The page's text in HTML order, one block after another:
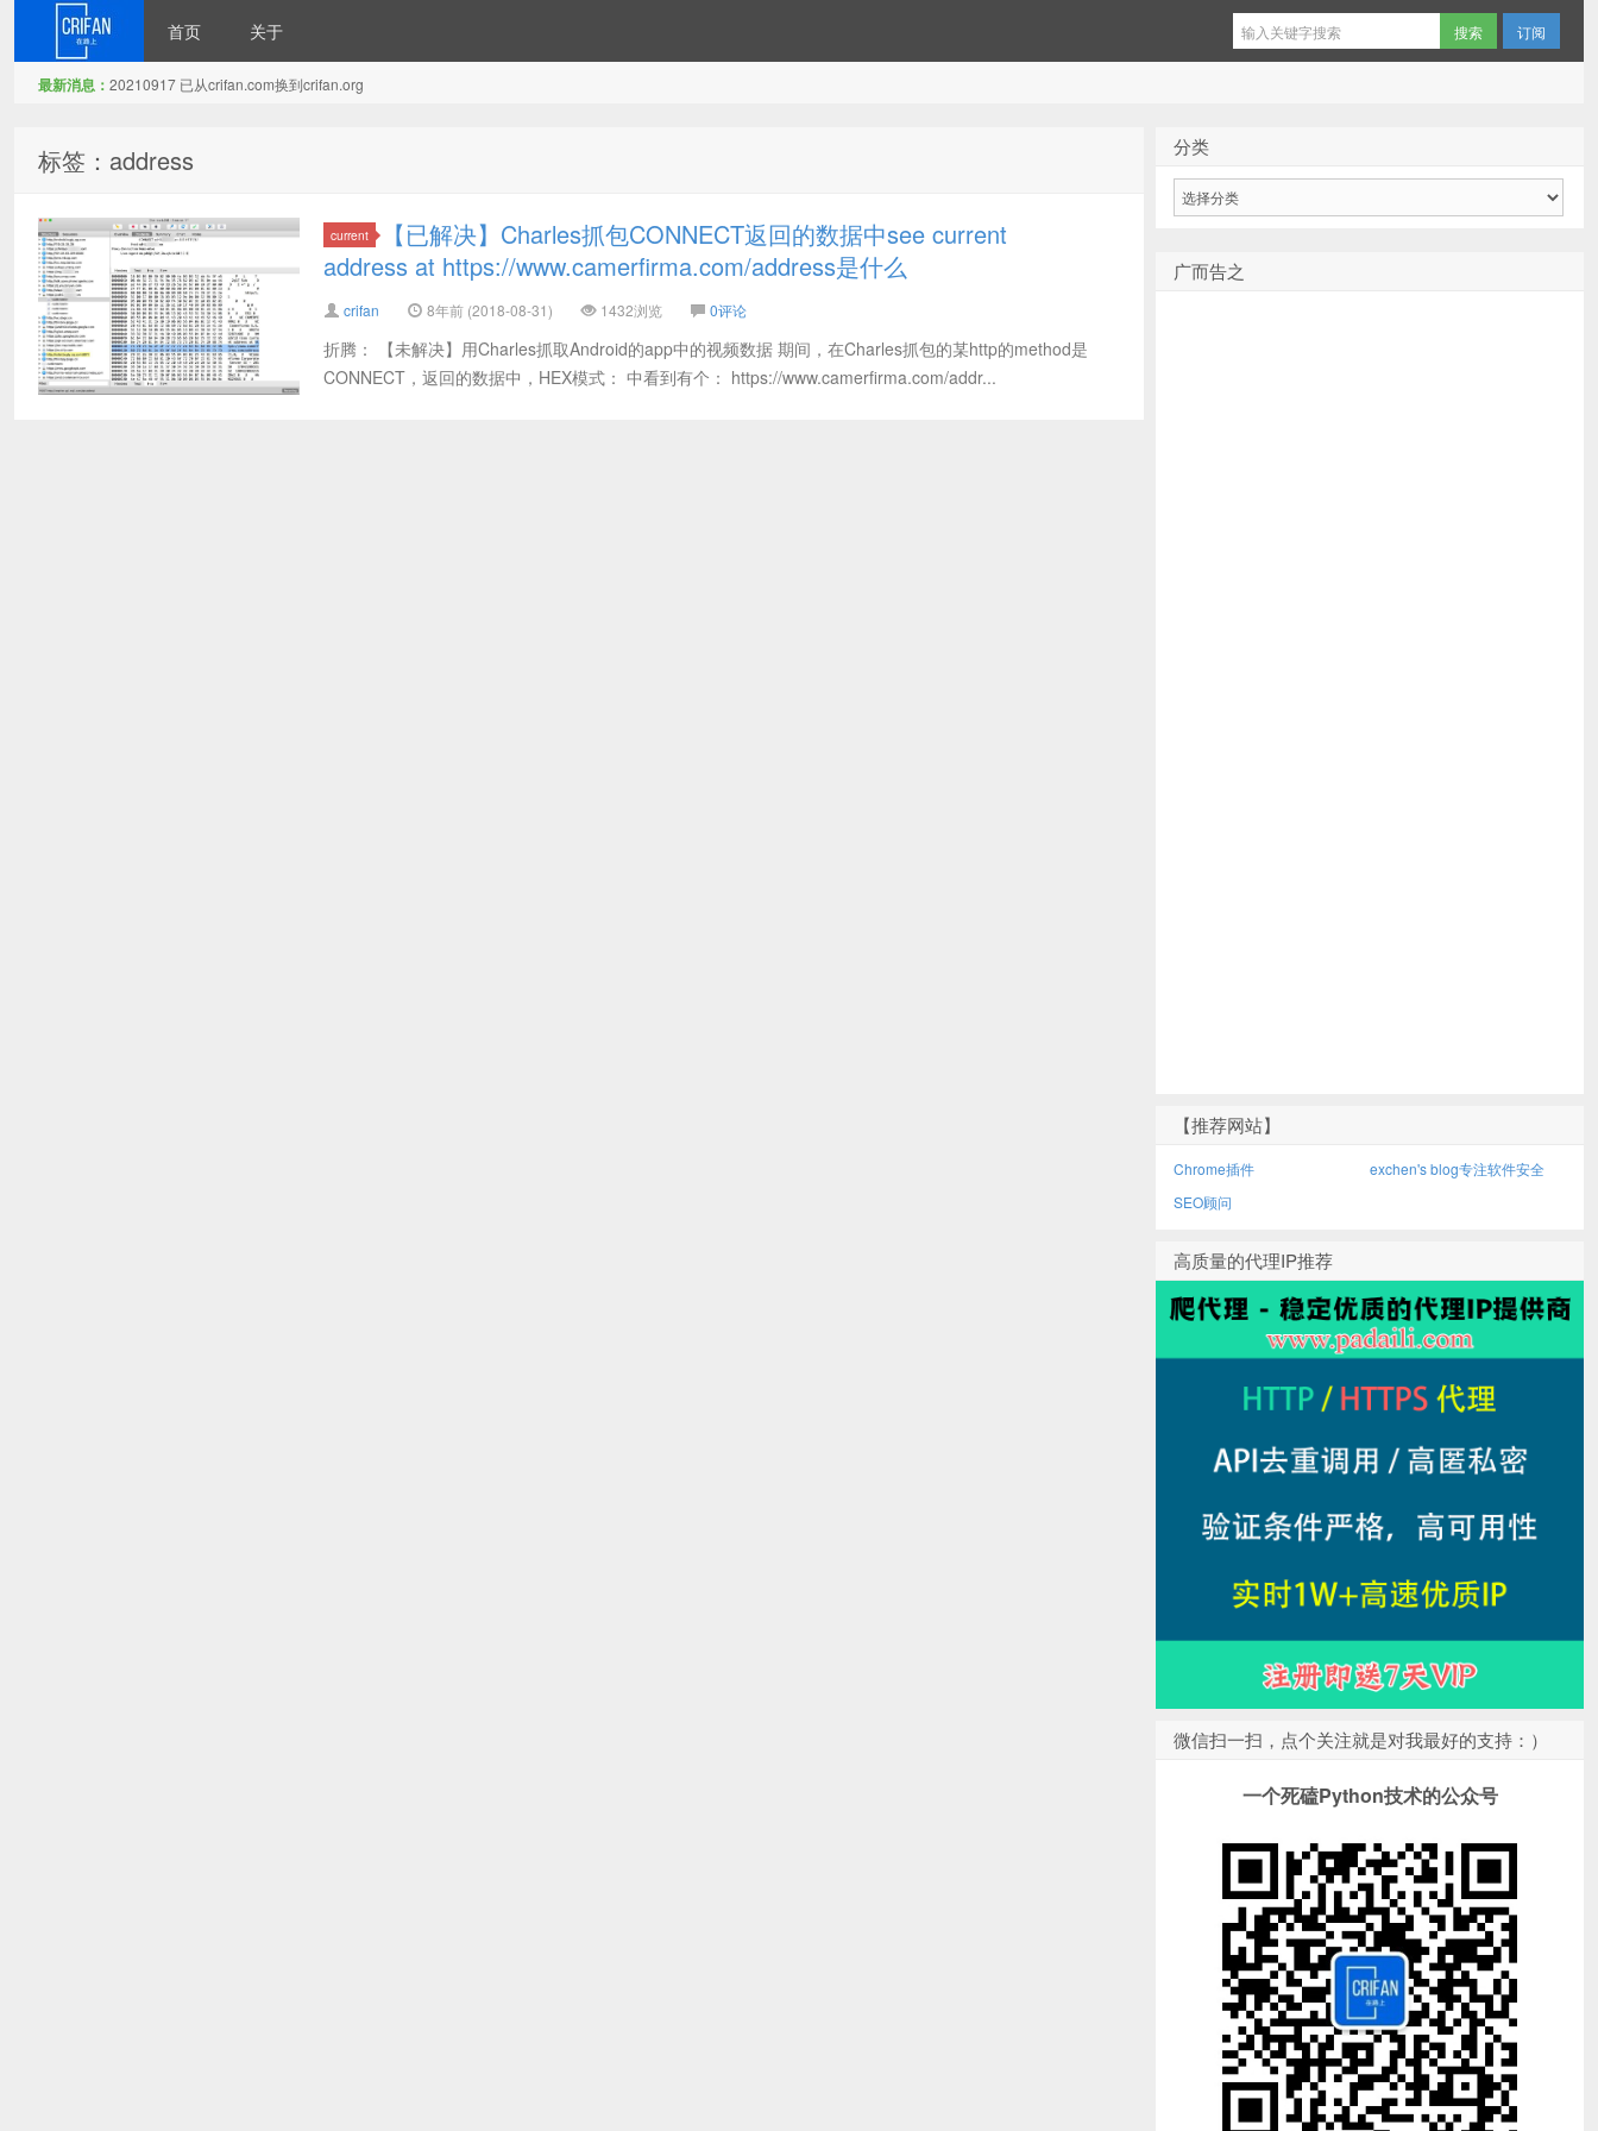
首页 关于 订阅
最新消息： 20210917 已从crifan.com换到crifan.org
标签：address
current
【已解决】Charles抓包CONNECT返回的数据中see current
address at https://www.camerfirma.com/address是什么
crifan 8年前 (2018-08-31) 1432浏览 0评论
折腾： 【未解决】用Charles抓取Android的app中的视频数据 期间，在Charles抓包的某http的method是
CONNECT，返回的数据中，HEX模式： 中看到有个： https://www.camerfirma.com/addr...
分类
广而告之
【推荐网站】
Chrome插件
exchen's blog专注软件安全
SEO顾问
高质量的代理IP推荐
微信扫一扫，点个关注就是对我最好的支持：）
一个死磕Python技术的公众号